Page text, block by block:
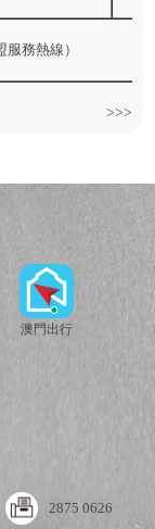
務熱線）
>>>
澳門出行
2875 0626